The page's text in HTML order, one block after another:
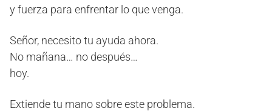
y fuerza para enfrentar lo que venga.
Señor, necesito tu ayuda ahora.
No mañana… no después…
hoy.
Extiende tu mano sobre este problema.